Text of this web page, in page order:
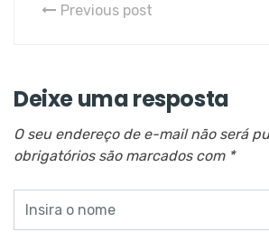
Previous post
Deixe uma resposta
O seu endereço de e-mail não será
obrigatórios são marcados com *